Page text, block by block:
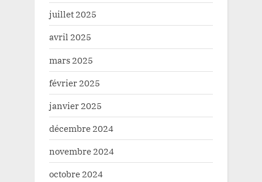
juillet 2025
avril 2025
mars 2025
février 2025
janvier 2025
décembre 2024
novembre 2024
octobre 2024